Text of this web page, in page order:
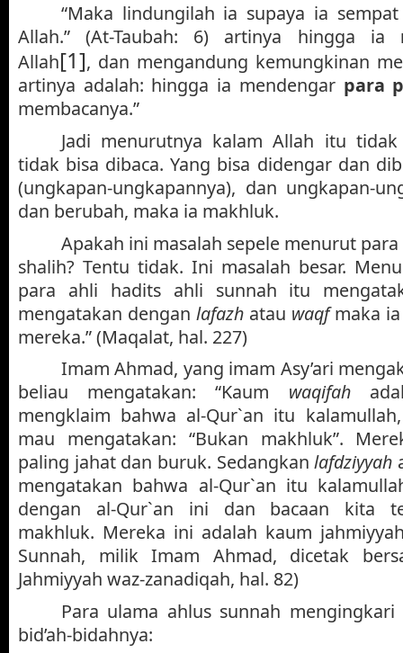
“Maka lindungilah ia supaya ia
Allah.” (At-Taubah: 6) artinya hingga ia
Allah[1], dan mengandung kemungkinan
artinya adalah: hingga ia mendengar para
membacanya.”
Jadi menurutnya kalam Allah itu
tidak bisa dibaca. Yang bisa didengar dan
(ungkapan-ungkapannya), dan ungkapan-
dan berubah, maka ia makhluk.
Apakah ini masalah sepele menurut
shalih? Tentu tidak. Ini masalah besar.
para ahli hadits ahli sunnah itu
mengatakan dengan lafazh atau waqfmaka ia
mereka.” (Maqalat, hal. 227)
Imam Ahmad, yang imam Asy’ari
beliau mengatakan: “Kaum waqifah
mengklaim bahwa al-Qur`an itu
mau mengatakan: “Bukan makhluk”.
paling jahat dan buruk. Sedangkanlafdziyyah
mengatakan bahwa al-Qur`an itu
dengan al-Qur`an ini dan bacaan kita
makhluk. Mereka ini adalah kaum
Sunnah, milik Imam Ahmad, dicetak
Jahmiyyah waz-zanadiqah, hal. 82)
Para ulama ahlus sunnah
bid’ah-bidahnya: